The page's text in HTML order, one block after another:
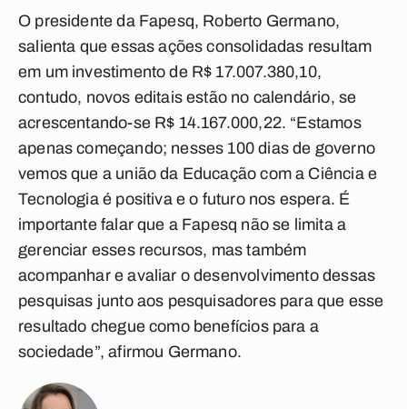
O presidente da Fapesq, Roberto Germano,
salienta que essas ações consolidadas resultam
em um investimento de R$ 17.007.380,10,
contudo, novos editais estão no calendário, se
acrescentando-se R$ 14.167.000,22. “Estamos
apenas começando; nesses 100 dias de governo
vemos que a união da Educação com a Ciência e
Tecnologia é positiva e o futuro nos espera. É
importante falar que a Fapesq não se limita a
gerenciar esses recursos, mas também
acompanhar e avaliar o desenvolvimento dessas
pesquisas junto aos pesquisadores para que esse
resultado chegue como benefícios para a
sociedade”, afirmou Germano.